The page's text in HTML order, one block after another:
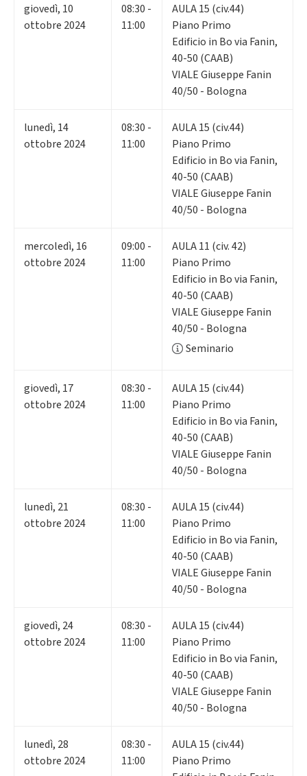
giovedì, 10
ottobre 2024
08:30 -
11:00
AULA 15 (civ.44)
Piano Primo
Edificio in Bo via Fanin,
40-50 (CAAB)
VIALE Giuseppe Fanin
40/50 - Bologna
lunedì, 14
ottobre 2024
08:30 -
11:00
AULA 15 (civ.44)
Piano Primo
Edificio in Bo via Fanin,
40-50 (CAAB)
VIALE Giuseppe Fanin
40/50 - Bologna
mercoledì, 16
ottobre 2024
09:00 -
11:00
AULA 11 (civ. 42)
Piano Primo
Edificio in Bo via Fanin,
40-50 (CAAB)
VIALE Giuseppe Fanin
40/50 - Bologna
Seminario
giovedì, 17
ottobre 2024
08:30 -
11:00
AULA 15 (civ.44)
Piano Primo
Edificio in Bo via Fanin,
40-50 (CAAB)
VIALE Giuseppe Fanin
40/50 - Bologna
lunedì, 21
ottobre 2024
08:30 -
11:00
AULA 15 (civ.44)
Piano Primo
Edificio in Bo via Fanin,
40-50 (CAAB)
VIALE Giuseppe Fanin
40/50 - Bologna
giovedì, 24
ottobre 2024
08:30 -
11:00
AULA 15 (civ.44)
Piano Primo
Edificio in Bo via Fanin,
40-50 (CAAB)
VIALE Giuseppe Fanin
40/50 - Bologna
lunedì, 28
ottobre 2024
08:30 -
11:00
AULA 15 (civ.44)
Piano Primo